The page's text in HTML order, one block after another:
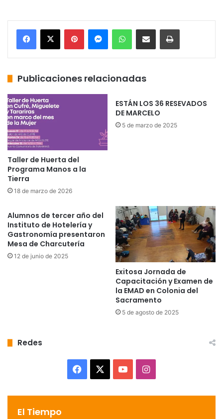
PinterestMessengerWhatsAppCompartir por correo electrónicoImprimir
Publicaciones relacionadas
Taller de Huerta del
Programa Manos a la
Tierra
18 de marzo de 2026
ESTÁN LOS 36 RESEVADOS
DE MARCELO
5 de marzo de 2025
Alumnos de tercer año del
Instituto de Hotelería y
Gastronomía presentaron
Mesa de Charcutería
12 de junio de 2025
Exitosa Jornada de
Capacitación y Examen de
la EMAD en Colonia del
Sacramento
5 de agosto de 2025
Redes
Facebook YouTubeInstagram
El Tiempo